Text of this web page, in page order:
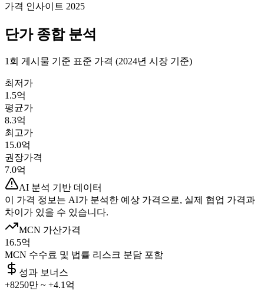
가격 인사이트 2025
단가종합 분석
1회 게시물 기준 표준 가격 (2024년 시장 기준)
최저가
1.5억
평균가
8.3억
최고가
15.0억
권장가격
7.0억
AI 분석 기반 데이터
이 가격 정보는 AI가 분석한 예상 가격으로, 실제 협업 가격과
차이가 있을 수 있습니다.
MCN 가산가격
16.5억
MCN 수수료 및 법률 리스크 분담 포함
성과 보너스
+8250만 ~ +4.1억